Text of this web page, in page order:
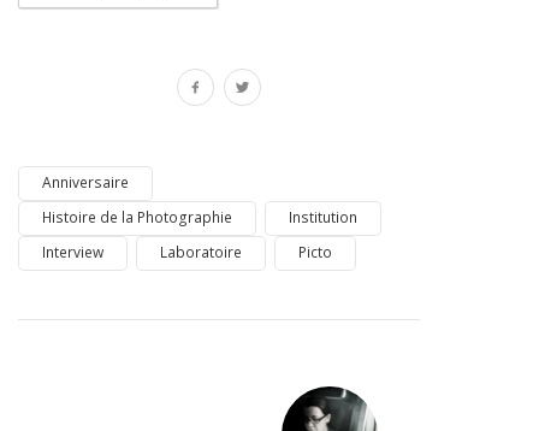
Anniversaire
Histoire de la Photographie
Institution
Interview
Laboratoire Picto